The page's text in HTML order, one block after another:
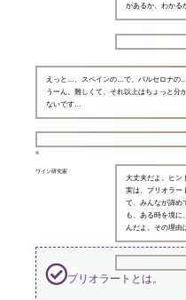
があるか、わかる
えっと…、スペインの…で、バルセロナの…
うーん、難しくて、それ以上はちょっと分
ないです…
ワイン研究家
大丈夫だよ。ヒン
実は、プリオラー
て、みんなが諦め
も、ある時を境に
んだよ。その理由
プリオラートとは。